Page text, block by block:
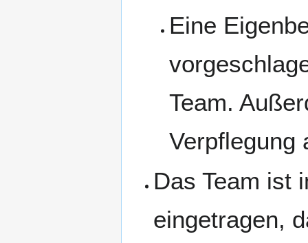
Eine
Team.
Verpflegung
Das Team ist
eingetragen,